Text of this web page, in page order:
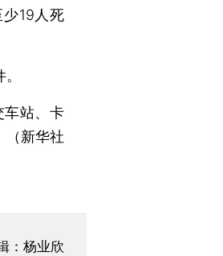
19人死
站、卡
（新华社
：杨业欣